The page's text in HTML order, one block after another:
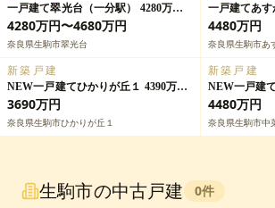
一戸建て翠光台（一分駅） 4280万円
～4680万円の詳細情報
4280万円〜4680万円
奈良県生駒市翠光台
一戸建てあす
4680万円の詳
4480万円
奈良県生駒市あ
新築戸建
NEW一戸建てひかりが丘１ 4390万円
の詳細情報
3690万円
奈良県生駒市ひかりが丘１
新築戸建
NEW一戸建
邸 一戸建ての
4480万円
奈良県生駒市中
生駒市の中古戸建 0件